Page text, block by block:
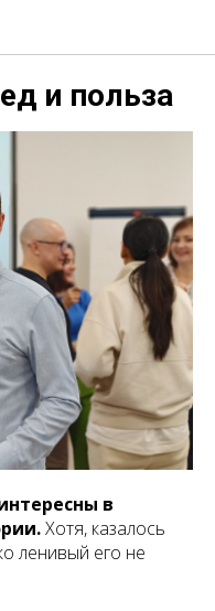
и польза
в
Хотя, казалось
ленивый его не